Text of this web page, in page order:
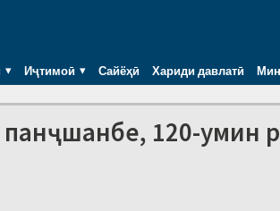
Иҷтимоӣ Сайёҳӣ Хариди давлатӣ
120-умин